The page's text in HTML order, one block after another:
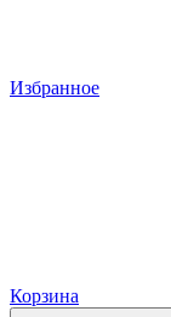
Избранное
Корзина